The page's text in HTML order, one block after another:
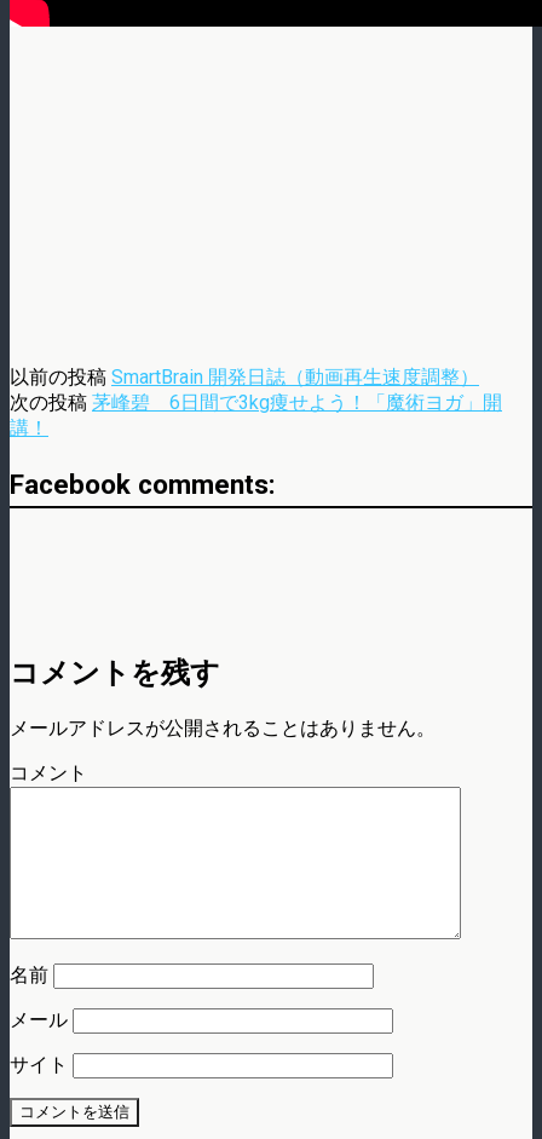
以前の投稿 SmartBrain 開発日誌（動画再生速度調整）
次の投稿 茅峰碧 6日間で3kg痩せよう！「魔術ヨガ」開
講！
Facebook comments:
コメントを残す
メールアドレスが公開されることはありません。
コメント
名前
メール
サイト